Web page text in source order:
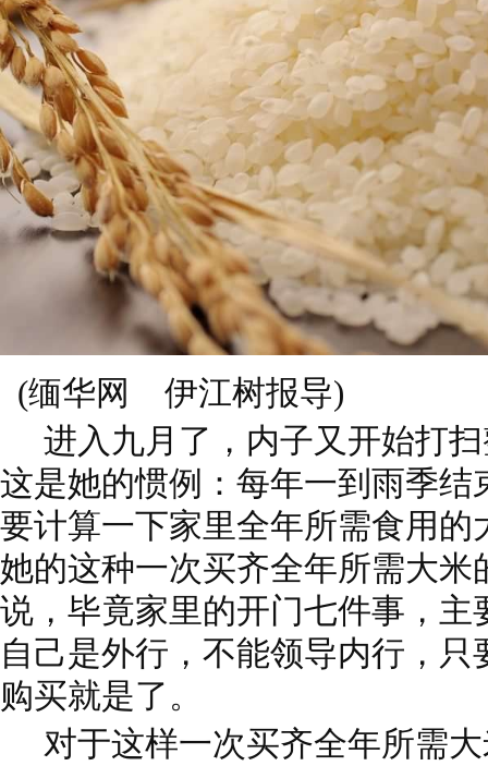
(缅华网 伊江树报导)
进入九月了，内子又开始打扫
这是她的惯例：每年一到雨季结
要计算一下家里全年所需食用的
她的这种一次买齐全年所需大
说，毕竟家里的开门七件事，主
自己是外行，不能领导内行，
购买就是了。
对于这样一次买齐全年所需大